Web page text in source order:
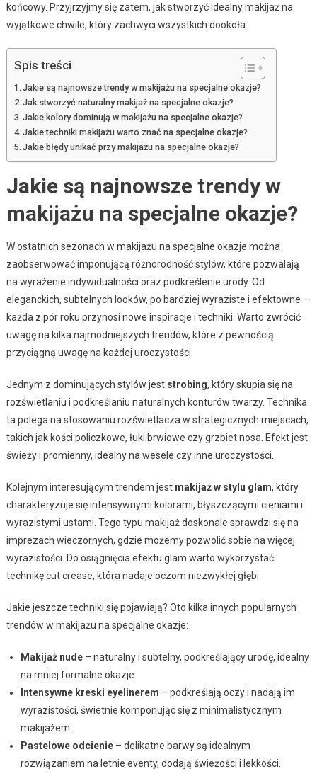
końcowy. Przyjrzyjmy się zatem, jak stworzyć idealny makijaż na
wyjątkowe chwile, który zachwyci wszystkich dookoła.
Spis treści
Jakie są najnowsze trendy w makijażu na specjalne okazje?
Jak stworzyć naturalny makijaż na specjalne okazje?
Jakie kolory dominują w makijażu na specjalne okazje?
Jakie techniki makijażu warto znać na specjalne okazje?
Jakie błędy unikać przy makijażu na specjalne okazje?
Jakie są najnowsze trendy w
makijażu na specjalne okazje?
W ostatnich sezonach w makijażu na specjalne okazje można
zaobserwować imponującą różnorodność stylów, które pozwalają
na wyrażenie indywidualności oraz podkreślenie urody. Od
eleganckich, subtelnych looków, po bardziej wyraziste i efektowne —
każda z pór roku przynosi nowe inspiracje i techniki. Warto zwrócić
uwagę na kilka najmodniejszych trendów, które z pewnością
przyciągną uwagę na każdej uroczystości.
Jednym z dominujących stylów jest strobing, który skupia się na
rozświetlaniu i podkreślaniu naturalnych konturów twarzy. Technika
ta polega na stosowaniu rozświetlacza w strategicznych miejscach,
takich jak kości policzkowe, łuki brwiowe czy grzbiet nosa. Efekt jest
świeży i promienny, idealny na wesele czy inne uroczystości.
Kolejnym interesującym trendem jest makijaż w stylu glam, który
charakteryzuje się intensywnymi kolorami, błyszczącymi cieniami i
wyrazistymi ustami. Tego typu makijaż doskonale sprawdzi się na
imprezach wieczornych, gdzie możemy pozwolić sobie na więcej
wyrazistości. Do osiągnięcia efektu glam warto wykorzystać
technikę cut crease, która nadaje oczom niezwykłej głębi.
Jakie jeszcze techniki się pojawiają? Oto kilka innych popularnych
trendów w makijażu na specjalne okazje:
Makijaż nude– naturalny i subtelny, podkreślający urodę, idealny
na mniej formalne okazje.
Intensywne kreski eyelinerem – podkreślają oczy i nadają im
wyrazistości, świetnie komponując się z minimalistycznym
makijażem.
Pastelowe odcienie– delikatne barwy są idealnym
rozwiązaniem na letnie eventy, dodają świeżości i lekkości.